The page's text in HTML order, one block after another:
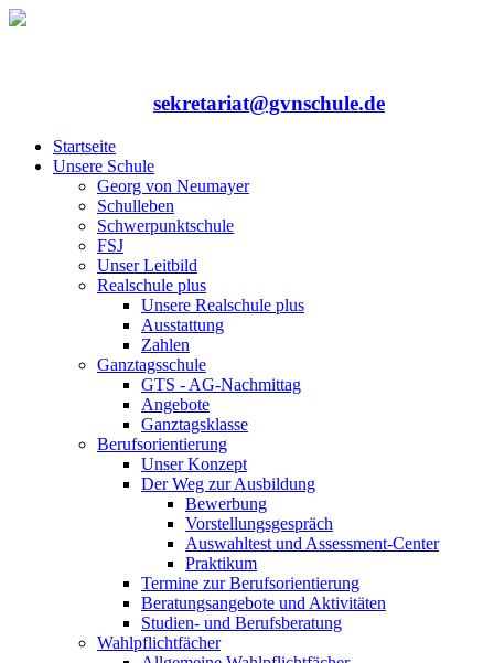
sekretariat@gvnschule.de
Startseite
Unsere Schule
Georg von Neumayer
Schulleben
Schwerpunktschule
FSJ
Unser Leitbild
Realschule plus
Unsere Realschule plus
Ausstattung
Zahlen
Ganztagsschule
GTS - AG-Nachmittag
Angebote
Ganztagsklasse
Berufsorientierung
Unser Konzept
Der Weg zur Ausbildung
Bewerbung
Vorstellungsgespräch
Auswahltest und Assessment-Center
Praktikum
Termine zur Berufsorientierung
Beratungsangebote und Aktivitäten
Studien- und Berufsberatung
Wahlpflichtfächer